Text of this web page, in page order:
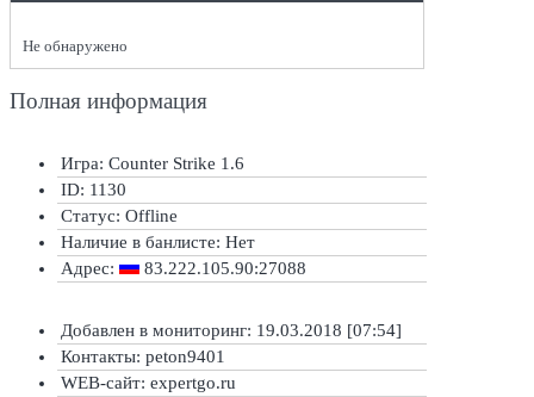
Не обнаружено
Полная информация
Игра: Counter Strike 1.6
ID: 1130
Статус: Offline
Наличие в банлисте: Нет
Адрес:
83.222.105.90:27088
Добавлен в мониторинг: 19.03.2018 [07:54]
Контакты: peton9401
WEB-сайт: expertgo.ru